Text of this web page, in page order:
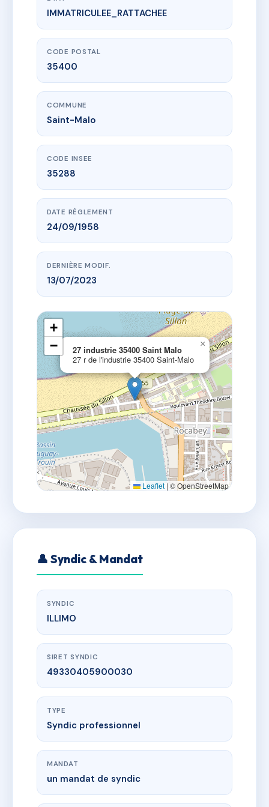
www.vme.plus/AG6297741
27 industrie 35400 Saint Malo
27 r de l'industrie
IMMATRICULEE_RATTACHEE
CODE POSTAL
35400
COMMUNE
Saint-Malo
CODE INSEE
35288
DATE RÈGLEMENT
24/09/1958
DERNIÈRE MODIF.
13/07/2023
27 industrie 35400 Saint Malo
27 r de l'industrie 35400 Saint-Malo
×
+
−
Leaflet | © OpenStreetMap
👤 Syndic & Mandat
SYNDIC
ILLIMO
SIRET SYNDIC
49330405900030
TYPE
Syndic professionnel
MANDAT
un mandat de syndic